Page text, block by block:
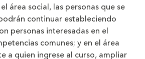
área social, las personas que se
continuar estableciendo
personas interesadas en el
comunes; y en el área
a quien ingrese al curso, ampliar